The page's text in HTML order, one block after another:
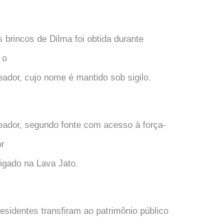
brincos de Dilma foi obtida durante
o
cujo nome é mantido sob sigilo.
segundo fonte com acesso à força-
na Lava Jato.
transfiram ao patrimônio público